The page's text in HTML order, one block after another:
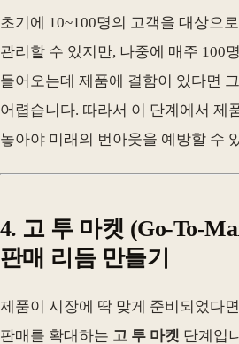
초기에 10~100명의 고객을 대상으
관리할 수 있지만, 나중에 매주 100
들어오는데 제품에 결함이 있다면
어렵습니다. 따라서 이 단계에서 제
놓아야 미래의 번아웃을 예방할 수
4. 고 투 마켓 (Go-To-
판매 리듬 만들기
제품이 시장에 딱 맞게 준비되었다
판매를 확대하는 고 투 마켓 단계입